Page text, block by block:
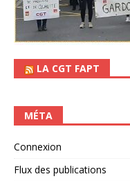
LA CGT FAPT
MÉTA
Connexion
Flux des publications